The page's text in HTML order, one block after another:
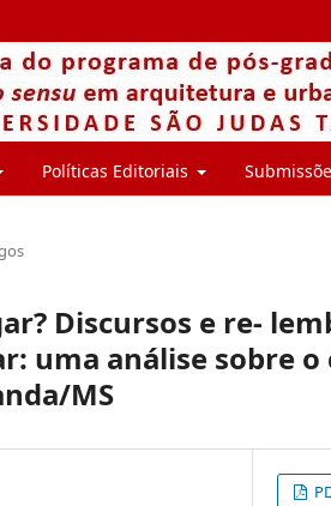
Políticas Editoriais
Discursos e re-
uma análise sobre o
MS